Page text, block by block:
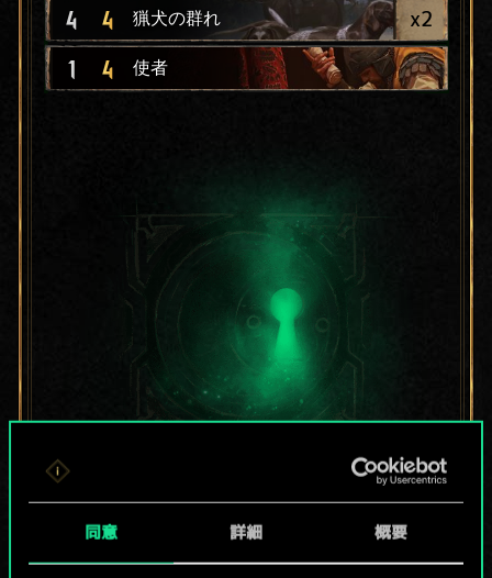
同意 詳細 概要
4 4 猟犬の群れ x2
1 4 使者
現在はまだこれし
か共有デッキがあ